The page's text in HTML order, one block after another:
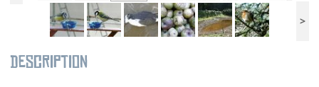
>
Description